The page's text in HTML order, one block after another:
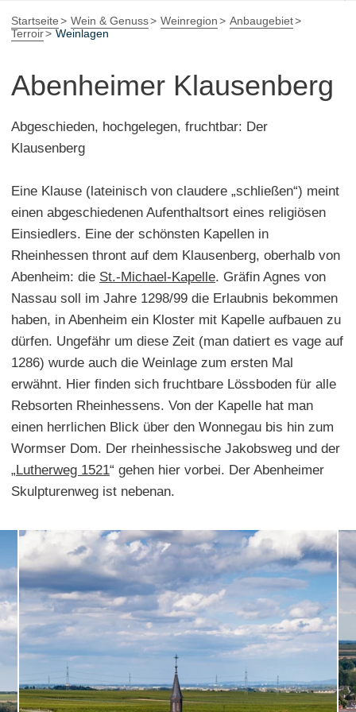
Startseite Wein & Genuss Weinregion
Anbaugebiet
Terroir
Weinlagen
Abenheimer Klausenberg
Abgeschieden, hochgelegen, fruchtbar: Der
Klausenberg
Eine Klause (lateinisch von claudere „schließen“) meint
einen abgeschiedenen Aufenthaltsort eines religiösen
Einsiedlers. Eine der schönsten Kapellen in
Rheinhessen thront auf dem Klausenberg, oberhalb von
Abenheim: die St.-Michael-Kapelle. Gräfin Agnes von
Nassau soll im Jahre 1298/99 die Erlaubnis bekommen
haben, in Abenheim ein Kloster mit Kapelle aufbauen zu
dürfen. Ungefähr um diese Zeit (man datiert es vage auf
1286) wurde auch die Weinlage zum ersten Mal
erwähnt. Hier finden sich fruchtbare Lössboden für alle
Rebsorten Rheinhessens. Von der Kapelle hat man
einen herrlichen Blick über den Wonnegau bis hin zum
Wormser Dom. Der rheinhessische Jakobsweg und der
„Lutherweg 1521“ gehen hier vorbei. Der Abenheimer
Skulpturenweg ist nebenan.